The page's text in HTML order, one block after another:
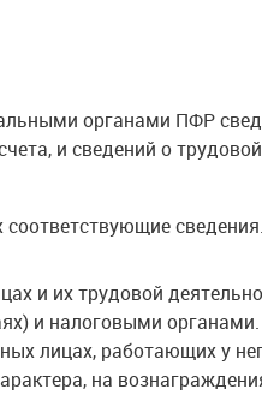
органами ПФР
и сведений о
сведения.
и их трудовой
и налоговыми
лицах, работающих у
на